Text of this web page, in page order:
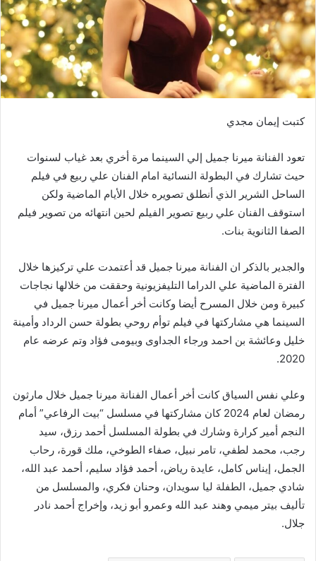
كتبت إيمان مجدي
تعود الفنانة ميرنا جميل إلي السينما مرة أخري بعد غياب لسنوات
حيث تشارك في البطولة النسائية امام الفنان علي ربيع في فيلم
الساحل الشرير الذي أنطلق تصويره خلال الأيام الماضية ولكن
استوقف الفنان علي ربيع تصوير الفيلم لحين انتهائه من تصوير فيلم
الصفا الثانوية بنات.
والجدير بالذكر ان الفنانة ميرنا جميل قد أعتمدت علي تركيزها خلال
الفترة الماضية علي الدراما التليفزيونية وحققت من خلالها نجاجات
كبيرة ومن خلال المسرح أيضا وكانت أخر أعمال ميرنا جميل في
السينما هي مشاركتها في فيلم توأم روحي بطولة حسن الرداد وأمينة
خليل وعائشة بن احمد ورجاء الجداوى وبيومى فؤاد وتم عرضه عام
2020.
وعلي نفس السياق كانت أخر أعمال الفنانة ميرنا جميل خلال مارثون
رمضان لعام 2024 كان مشاركتها في مسلسل “بيت الرفاعي” أمام
النجم أمير كرارة وشارك في بطولة المسلسل أحمد رزق، سيد
رجب، محمد لطفي، تامر نبيل، صفاء الطوخي، ملك قورة، رحاب
الجمل، إيناس كامل، عايدة رياض، أحمد فؤاد سليم، أحمد عبد الله،
شادي جميل، الطفلة ليا سويدان، وحنان فكري، والمسلسل من
تأليف بيتر ميمي وهند عبد الله وعمرو أبو زيد، وإخراج أحمد نادر
جلال.